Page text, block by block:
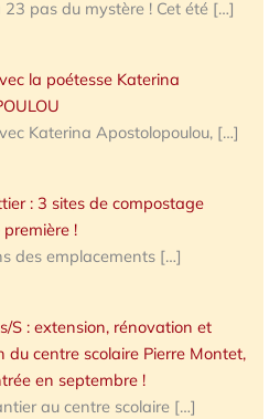
23 pas du mystère ! Cet été […]
la poétesse Katerina
Katerina Apostolopoulou, […]
: 3 sites de compostage
!
des emplacements […]
S : extension, rénovation et
du centre scolaire Pierre Montet,
en septembre !
au centre scolaire […]